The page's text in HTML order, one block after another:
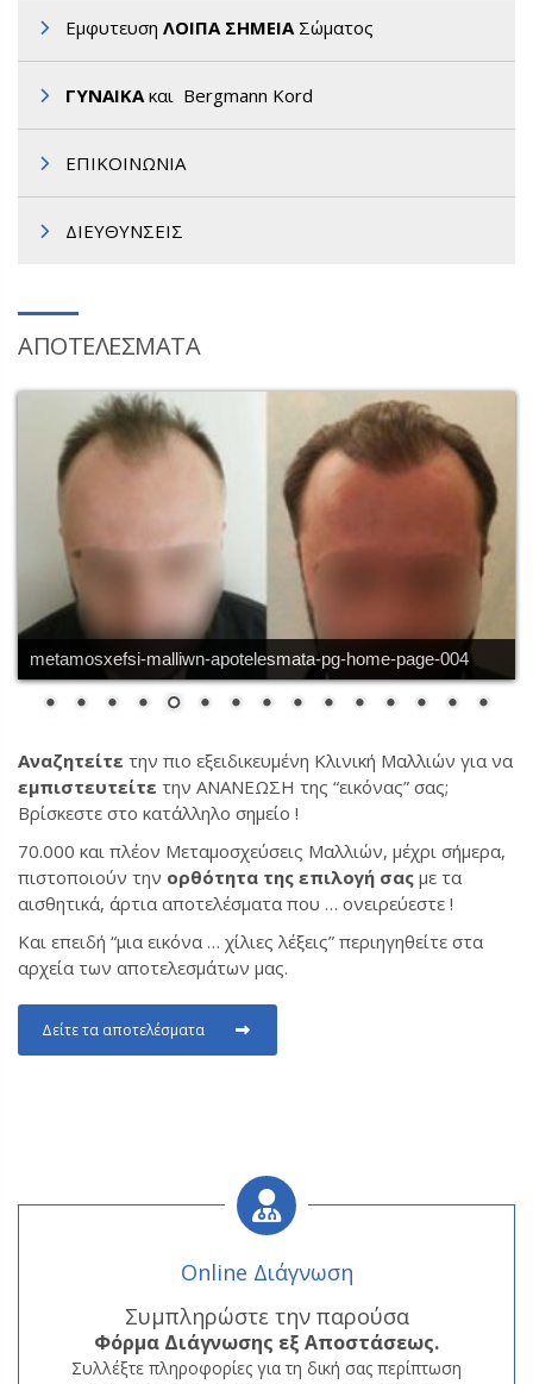
Εμφυτευση ΛΟΙΠΑ ΣΗΜΕΙΑ Σώματος
ΓΥΝΑΙΚΑ και Bergmann Kord
ΕΠΙΚΟΙΝΩΝΙΑ
ΔΙΕΥΘΥΝΣΕΙΣ
ΑΠΟΤΕΛΕΣΜΑΤΑ
metamosxefsi-malliwn-apotelesmata-pg-home-page-005
Αναζητείτε την πιο εξειδικευμένη Κλινική Μαλλιών για να
εμπιστευτείτε την ΑΝΑΝΕΩΣΗ της “εικόνας” σας;
Βρίσκεστε στο κατάλληλο σημείο !
70.000 και πλέον Μεταμοσχεύσεις Μαλλιών, μέχρι σήμερα,
πιστοποιούν την ορθότητα της επιλογή σας με τα
αισθητικά, άρτια αποτελέσματα που … ονειρεύεστε !
Και επειδή “μια εικόνα … χίλιες λέξεις” περιηγηθείτε στα
αρχεία των αποτελεσμάτων μας.
Δείτε τα αποτελέσματα
Online Διάγνωση
Συμπληρώστε την παρούσα
Φόρμα Διάγνωσης εξ Αποστάσεως.
Συλλέξτε πληροφορίες για τη δική σας περίπτωση